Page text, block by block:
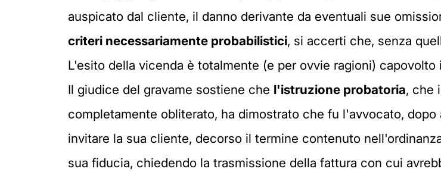
auspicato dal cliente, il danno derivante da eventuali sue
criteri necessariamente probabilistici, si accerti che, senza
L'esito della vicenda è totalmente (e per ovvie ragioni) capovolto
Il giudice del gravame sostiene che l'istruzione probatoria, che
completamente obliterato, ha dimostrato che fu l'avvocato,
invitare la sua cliente, decorso il termine contenuto
sua fiducia, chiedendo la trasmissione della fattura con cui